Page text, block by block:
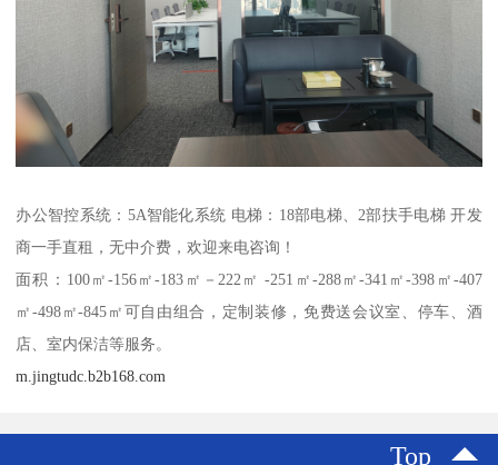
办公智控系统：5A智能化系统 电梯：18部电梯、2部扶手电梯 开发
商一手直租，无中介费，欢迎来电咨询！
面积：100㎡-156㎡-183㎡－222㎡ -251㎡-288㎡-341㎡-398㎡-407
㎡-498㎡-845㎡可自由组合，定制装修，免费送会议室、停车、酒
店、室内保洁等服务。
m.jingtudc.b2b168.com
Top